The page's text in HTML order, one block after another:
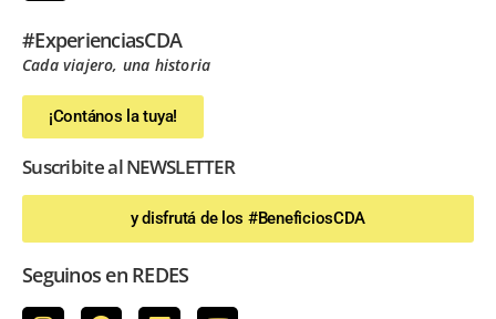
#ExperienciasCDA
Cada viajero, una historia
¡Contános la tuya!
Suscribite al NEWSLETTER
y disfrutá de los #BeneficiosCDA
Seguinos en REDES